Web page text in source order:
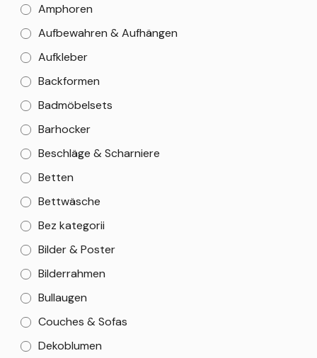
Amphoren
Aufbewahren & Aufhängen
Aufkleber
Backformen
Badmöbelsets
Barhocker
Beschläge & Scharniere
Betten
Bettwäsche
Bez kategorii
Bilder & Poster
Bilderrahmen
Bullaugen
Couches & Sofas
Dekoblumen